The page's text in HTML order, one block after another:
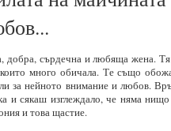
добра, сърдечна и любяща жена.
много обичала. Те също
за нейното внимание и любов.
и сякаш изглеждало, че няма нищо
и това щастие.